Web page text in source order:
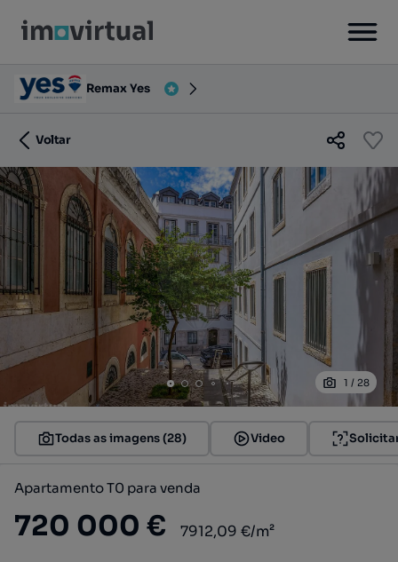
Remax Yes
Voltar
1 / 28
Todas as imagens (28) Video
Apartamento T0 para venda
720 000 € 7912,09 €/m²